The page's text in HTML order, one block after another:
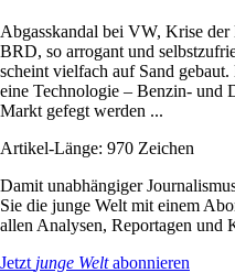
Abgasskandal bei VW, Krise
BRD, so arrogant und
scheint vielfach auf Sand
eine Technologie – Benzin- und
Markt gefegt werden ...
Artikel-Länge: 970 Zeichen
Damit unabhängiger
Sie die junge Welt mit einem
allen Analysen, Reportagen und
Jetzt junge Weltabonnieren